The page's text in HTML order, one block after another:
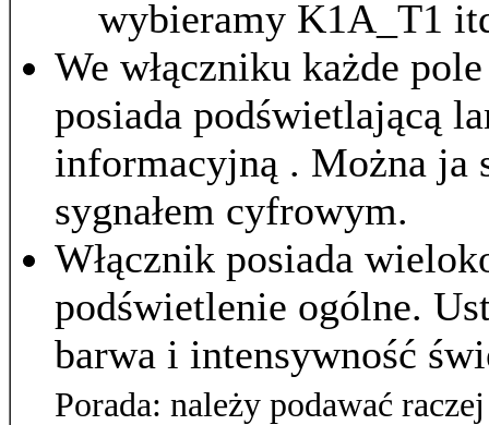
wybieramy K1A_T1
We włączniku każde
posiada podświetlającą
informacyjną . Można ja
sygnałem cyfrowym.
Włącznik posiada
podświetlenie ogólne.
barwa i intensywność
Porada: należy podawać